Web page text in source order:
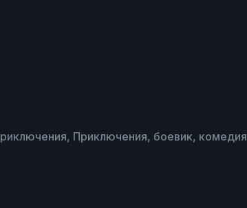
Приключения, боевик, комедия